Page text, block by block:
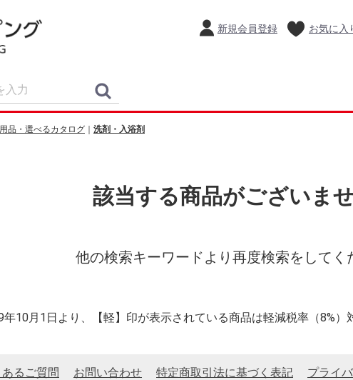
新規会員登録 お気に入
品・選べるカタログ 洗剤・入浴剤
該当する商品がございませ
他の検索キーワードより再度検索をしてく
年10月1日より、【軽】印が表示されている商品は軽減税率（8%）
あるご質問 お問い合わせ 特定商取引法に基づく表記 プライ